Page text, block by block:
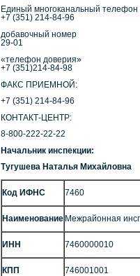
Единый многоканальный телефон
+7 (351) 214-84-96
добавочный номер
29-01
«телефон доверия»
+7 (351)214-84-98
ФАКС ПРИЕМНОЙ:
+7 (351) 214-84-96
КОНТАКТ-ЦЕНТР:
8-800-222-22-22
Начальник инспекции:
Тугушева Наталья Михайловна
Код ИФНС 7460
Наименование Межрайонная
ИНН 7460000010
КПП 746001001